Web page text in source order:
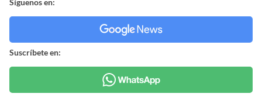
Síguenos en:
Suscríbete en: